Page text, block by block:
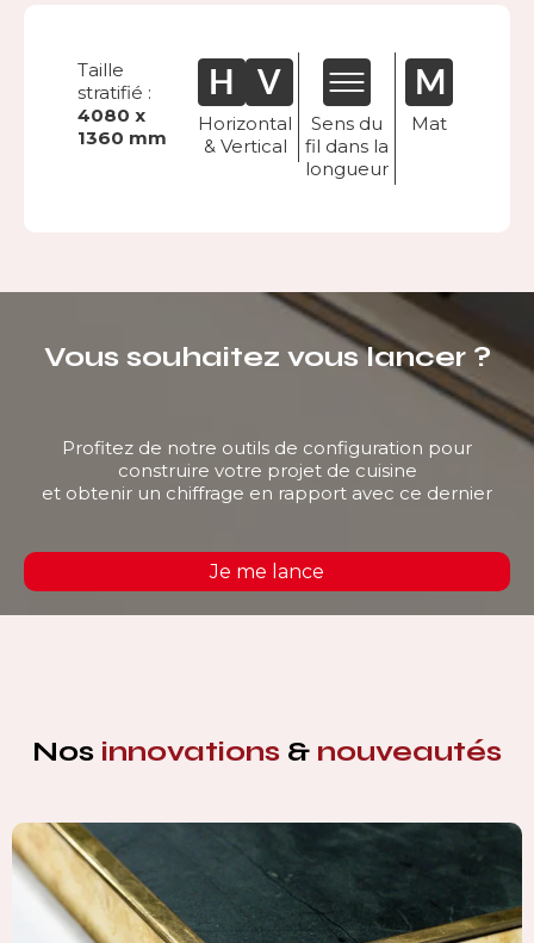
Taille
stratifié :
4080 x
1360 mm
Horizontal
& Vertical
Sens du
fil dans la
longueur
Mat
Vous souhaitez vous lancer ?
Profitez de notre outils de configuration pour
construire votre projet de cuisine
et obtenir un chiffrage en rapport avec ce dernier
Je me lance
Nos innovations & nouveautés